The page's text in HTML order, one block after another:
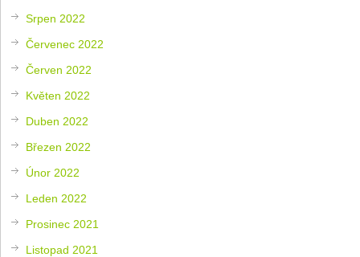
Srpen 2022
Červenec 2022
Červen 2022
Květen 2022
Duben 2022
Březen 2022
Únor 2022
Leden 2022
Prosinec 2021
Listopad 2021